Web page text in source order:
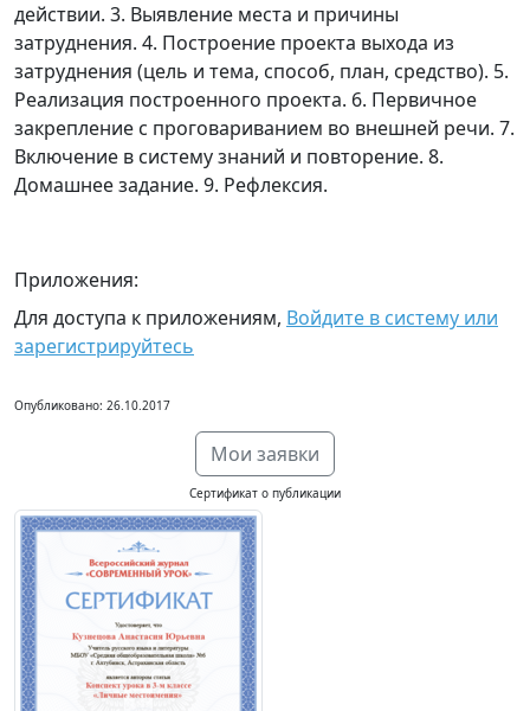
действии. 3. Выявление места и причины
затруднения. 4. Построение проекта выхода из
затруднения (цель и тема, способ, план, средство). 5.
Реализация построенного проекта. 6. Первичное
закрепление с проговариванием во внешней речи. 7.
Включение в систему знаний и повторение. 8.
Домашнее задание. 9. Рефлексия.
Приложения:
Для доступа к приложениям, Войдите в систему или
зарегистрируйтесь
Опубликовано: 26.10.2017
Мои заявки
Сертификат о публикации